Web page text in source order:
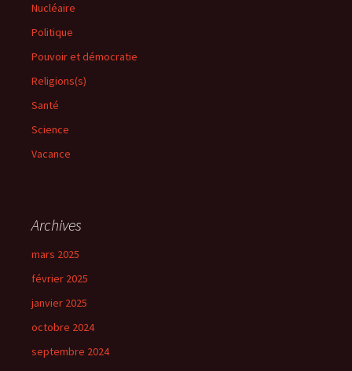
Nucléaire
Politique
Pouvoir et démocratie
Religions(s)
Santé
Science
Vacance
Archives
mars 2025
février 2025
janvier 2025
octobre 2024
septembre 2024